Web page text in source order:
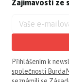
Zajímavosti ze
Přihlášením k
společnosti